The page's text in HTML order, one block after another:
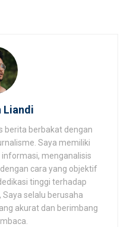
Liandi
berita berbakat dengan
Saya memiliki
menganalisis
cara yang objektif
tinggi terhadap
selalu berusaha
akurat dan berimbang